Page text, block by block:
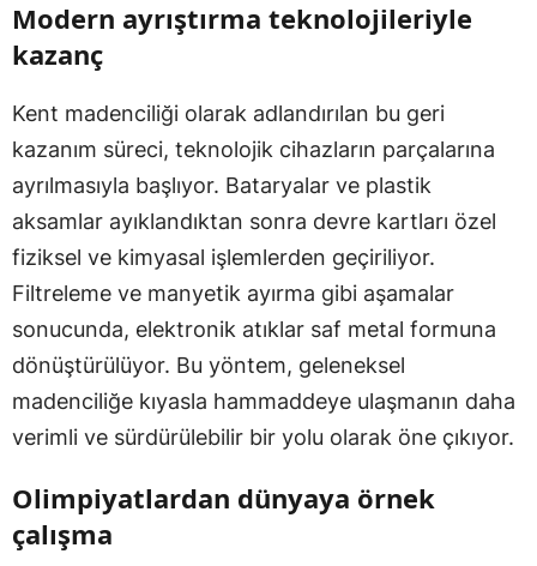
Modern ayrıştırma teknolojileriyle
kazanç
Kent madenciliği olarak adlandırılan bu geri
kazanım süreci, teknolojik cihazların parçalarına
ayrılmasıyla başlıyor. Bataryalar ve plastik
aksamlar ayıklandıktan sonra devre kartları özel
fiziksel ve kimyasal işlemlerden geçiriliyor.
Filtreleme ve manyetik ayırma gibi aşamalar
sonucunda, elektronik atıklar saf metal formuna
dönüştürülüyor. Bu yöntem, geleneksel
madenciliğe kıyasla hammaddeye ulaşmanın daha
verimli ve sürdürülebilir bir yolu olarak öne çıkıyor.
Olimpiyatlardan dünyaya örnek
çalışma